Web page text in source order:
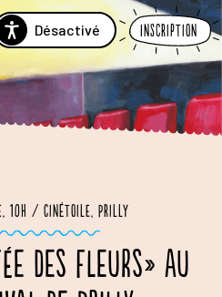
Désactivé Inscription
10h / Cinétoile, Prilly
DES FLEURS» AU